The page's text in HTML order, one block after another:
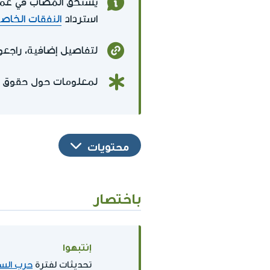
استرداد النفقات
لتفاصيل إضافية،
لمعلومات حول حقوق
محتويات
باختصار
إنتبهوا
تحديثات لفترة حرب